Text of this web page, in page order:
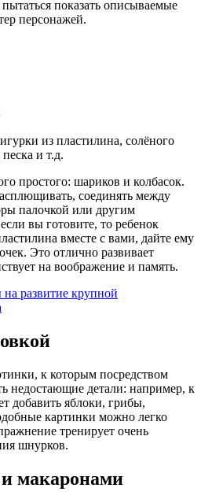
показать описываемые
персонажей.
из пластилина, солёного
и т.д.
простого: шариков и колбасок.
соединять между
палочкой или другим
вы готовите, то ребенок
вместе с вами, дайте ему
Это отлично развивает
на воображение и память.
развитие крупной
к которым посредством
недостающие детали: например, к
добавить яблоки, грибы,
картинки можно легко
тренирует очень
шнурков.
макаронами